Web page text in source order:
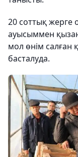
20 соттық жерге
ауысыммен
мол өнім
басталуда.